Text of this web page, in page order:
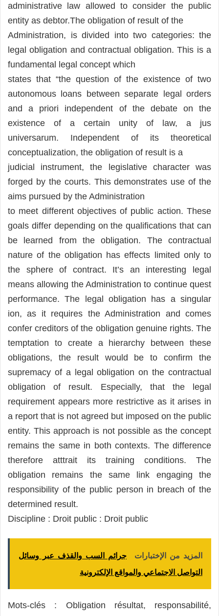
administrative law allowed to consider the public
entity as debtor.The obligation of result of the
Administration, is divided into two categories: the
legal obligation and contractual obligation. This is a
fundamental legal concept which
states that “the question of the existence of two
autonomous loans between separate legal orders
and a priori independent of the debate on the
existence of a certain unity of law, a jus
universarum. Independent of its theoretical
conceptualization, the obligation of result is a
judicial instrument, the legislative character was
forged by the courts. This demonstrates use of the
aims pursued by the Administration
to meet different objectives of public action. These
goals differ depending on the qualifications that can
be learned from the obligation. The contractual
nature of the obligation has effects limited only to
the sphere of contract. It’s an interesting legal
means allowing the Administration to continue quest
performance. The legal obligation has a singular
ion, as it requires the Administration and comes
confer creditors of the obligation genuine rights. The
temptation to create a hierarchy between these
obligations, the result would be to confirm the
supremacy of a legal obligation on the contractual
obligation of result. Especially, that the legal
requirement appears more restrictive as it arises in
a report that is not agreed but imposed on the public
entity. This approach is not possible as the concept
remains the same in both contexts. The difference
therefore atttrait its training conditions. The
obligation remains the same link engaging the
responsibility of the public person in breach of the
determined result.
Discipline : Droit public : Droit public
المزيد من الإختبارات
جرائم السب والقذف عبر وسائل
التواصل الاجتماعي والمواقع الإلكترونية
Mots-clés : Obligation résultat, responsabilité,